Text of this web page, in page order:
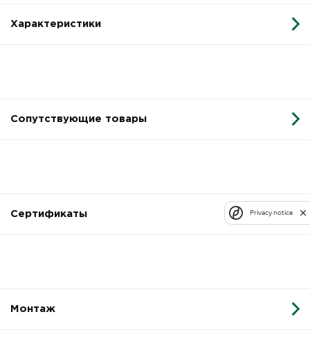
Характеристики
Сопутствующие товары
Сертификаты
Монтаж
Privacy notice